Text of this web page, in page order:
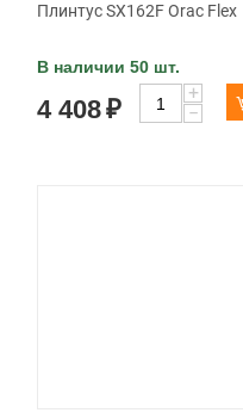
Плинтус SX162F Orac Flex
В наличии 50 шт.
4 408₽
+
−